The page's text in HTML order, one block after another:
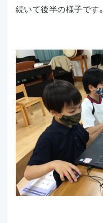
続いて後半の様子です。